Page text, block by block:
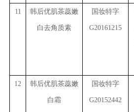
11 韩后优肌茶蕊嫩
白去角质素
国妆特字
G20161215
12 韩后优肌茶蕊嫩
白霜
国妆特字
G20152442